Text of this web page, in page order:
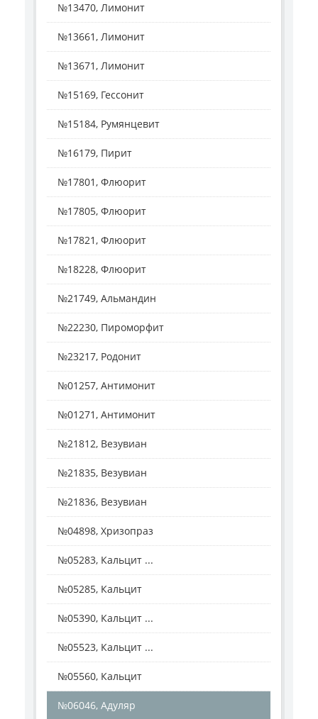
№13470, Лимонит
№13661, Лимонит
№13671, Лимонит
№15169, Гессонит
№15184, Румянцевит
№16179, Пирит
№17801, Флюорит
№17805, Флюорит
№17821, Флюорит
№18228, Флюорит
№21749, Альмандин
№22230, Пироморфит
№23217, Родонит
№01257, Антимонит
№01271, Антимонит
№21812, Везувиан
№21835, Везувиан
№21836, Везувиан
№04898, Хризопраз
№05283, Кальцит ...
№05285, Кальцит
№05390, Кальцит ...
№05523, Кальцит ...
№05560, Кальцит
№06046, Адуляр